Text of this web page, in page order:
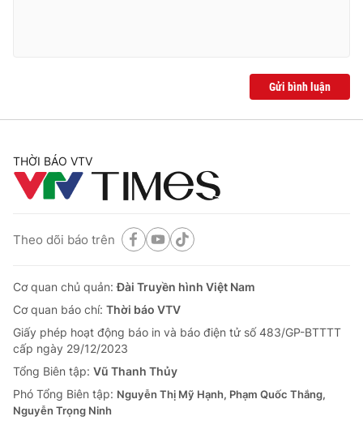
Gửi bình luận
THỜI BÁO VTV
Theo dõi báo trên
Cơ quan chủ quản:Đài Truyền hình Việt Nam
Cơ quan báo chí: Thời báo VTV
Giấy phép hoạt động báo in và báo điện tử số 483/GP-BTTTT
cấp ngày 29/12/2023
Tổng Biên tập: Vũ Thanh Thủy
Phó Tổng Biên tập: Nguyễn Thị Mỹ Hạnh, Phạm Quốc Thắng,
Nguyễn Trọng Ninh